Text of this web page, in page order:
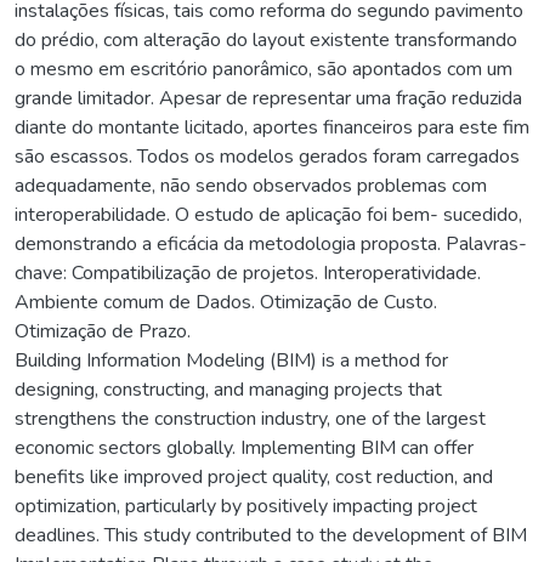
instalações físicas, tais como reforma do segundo pavimento
do prédio, com alteração do layout existente transformando
o mesmo em escritório panorâmico, são apontados com um
grande limitador. Apesar de representar uma fração reduzida
diante do montante licitado, aportes financeiros para este fim
são escassos. Todos os modelos gerados foram carregados
adequadamente, não sendo observados problemas com
interoperabilidade. O estudo de aplicação foi bem- sucedido,
demonstrando a eficácia da metodologia proposta. Palavras-
chave: Compatibilização de projetos. Interoperatividade.
Ambiente comum de Dados. Otimização de Custo.
Otimização de Prazo.
Building Information Modeling (BIM) is a method for
designing, constructing, and managing projects that
strengthens the construction industry, one of the largest
economic sectors globally. Implementing BIM can offer
benefits like improved project quality, cost reduction, and
optimization, particularly by positively impacting project
deadlines. This study contributed to the development of BIM